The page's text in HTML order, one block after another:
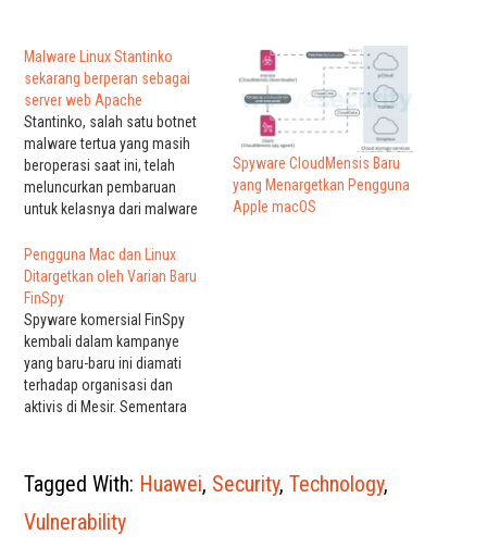
Malware Linux Stantinko
sekarang berperan sebagai
server web Apache
Stantinko, salah satu botnet
malware tertua yang masih
beroperasi saat ini, telah
meluncurkan pembaruan
untuk kelasnya dari malware
trojannya untuk menyamar
sebagai proses server web
Apache (httpd) yang sah
untuk mempersulit deteksi
pada host yang terinfeksi.
Peningkatan, yang ditemukan
oleh perusahaan keamanan
Intezer Labs, datang untuk
Spyware CloudMensis Baru
yang Menargetkan Pengguna
Apple macOS
Pengguna Mac dan Linux
Ditargetkan oleh Varian Baru
FinSpy
Spyware komersial FinSpy
kembali dalam kampanye
yang baru-baru ini diamati
terhadap organisasi dan
aktivis di Mesir. Sementara
Windows, iOS, dan Android,
para peneliti telah
menemukan kampanye ini
menggunakan varian baru
Tagged With: Huawei, Security,Technology,
Vulnerability